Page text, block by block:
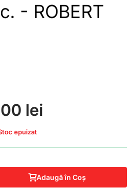
- ROBERT
lei
epuizat
Adaugă în Coş